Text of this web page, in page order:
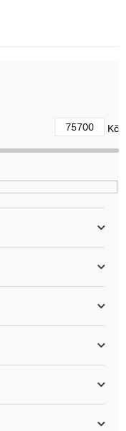
75700 Kč